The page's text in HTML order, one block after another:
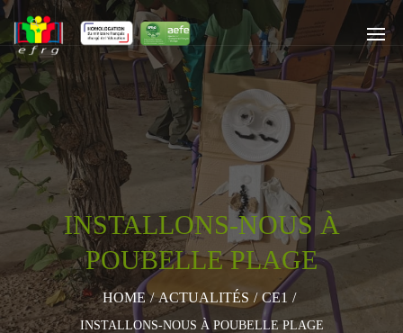
INSTALLONS-NOUS À
POUBELLE PLAGE
HOME / ACTUALITÉS / CE1 /
INSTALLONS-NOUS À POUBELLE PLAGE